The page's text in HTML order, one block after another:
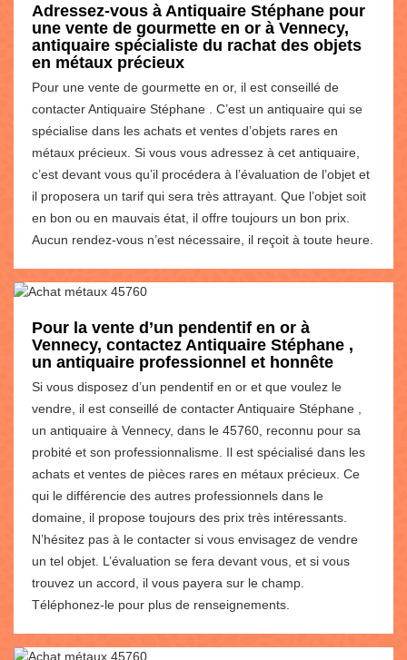
Adressez-vous à Antiquaire Stéphane pour
une vente de gourmette en or à Vennecy,
antiquaire spécialiste du rachat des objets
en métaux précieux
Pour une vente de gourmette en or, il est conseillé de
contacter Antiquaire Stéphane . C’est un antiquaire qui se
spécialise dans les achats et ventes d’objets rares en
métaux précieux. Si vous vous adressez à cet antiquaire,
c’est devant vous qu’il procédera à l’évaluation de l’objet et
il proposera un tarif qui sera très attrayant. Que l’objet soit
en bon ou en mauvais état, il offre toujours un bon prix.
Aucun rendez-vous n’est nécessaire, il reçoit à toute heure.
Pour la vente d’un pendentif en or à
Vennecy, contactez Antiquaire Stéphane ,
un antiquaire professionnel et honnête
Si vous disposez d’un pendentif en or et que voulez le
vendre, il est conseillé de contacter Antiquaire Stéphane ,
un antiquaire à Vennecy, dans le 45760, reconnu pour sa
probité et son professionnalisme. Il est spécialisé dans les
achats et ventes de pièces rares en métaux précieux. Ce
qui le différencie des autres professionnels dans le
domaine, il propose toujours des prix très intéressants.
N’hésitez pas à le contacter si vous envisagez de vendre
un tel objet. L’évaluation se fera devant vous, et si vous
trouvez un accord, il vous payera sur le champ.
Téléphonez-le pour plus de renseignements.